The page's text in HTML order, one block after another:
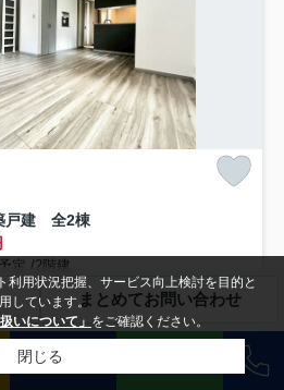
戸建 全2棟
定 /2階建
駅 徒歩7分
西武池袋線「東長崎」駅 徒歩10分
まとめてお問い合わせ
メール
利用状況把握、サービス向上検討を目的と
しています。
いについて」 をご確認ください。
閉じる